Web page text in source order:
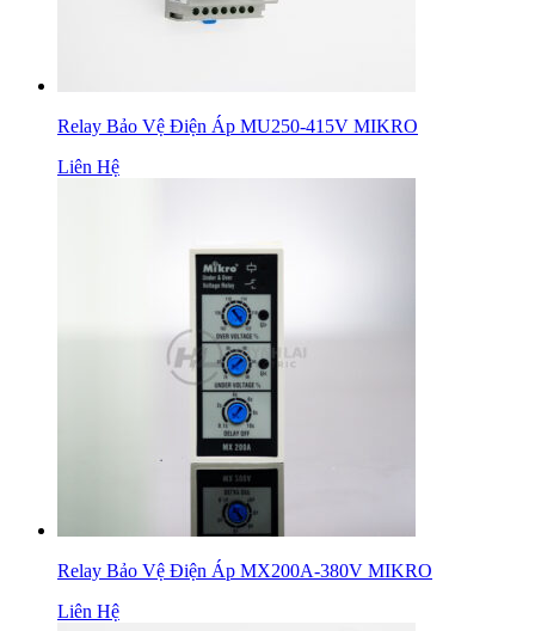
Relay Bảo Vệ Điện Áp MU250-415V MIKRO
Liên Hệ
Relay Bảo Vệ Điện Áp MX200A-380V MIKRO
Liên Hệ